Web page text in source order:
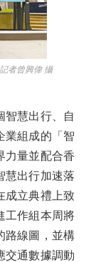
者曾興偉 攝
慧出行、自
業組成的「智
力量並配合香
慧出行加速落
成立典禮上致
工作組本周將
路線圖，並構
交通數據調動